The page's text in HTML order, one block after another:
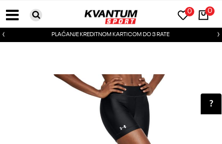
0
0
PLAĆANJE KREDITNOM KARTICOM DO 3 RATE